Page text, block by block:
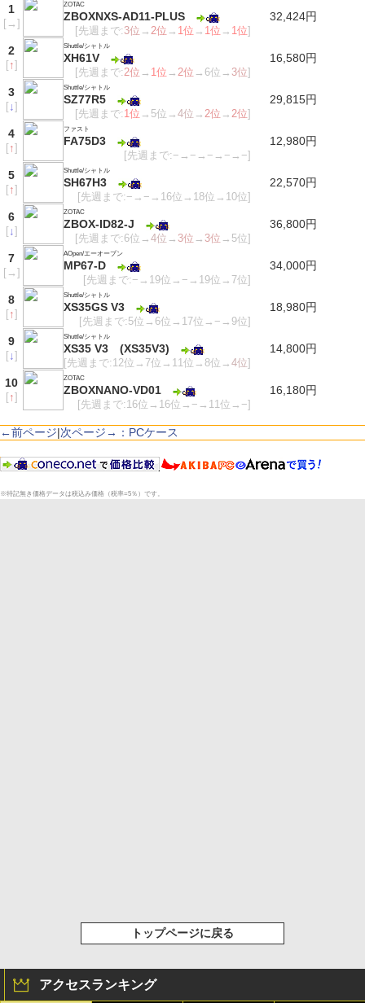
1
[→ ]
ZOTAC
ZBOXNXS-AD11-PLUS
[先週まで:3位 →2位 → 1位 → 1位 → 1位]
32,424円
2
[↑]
Shuttle/シャトル
XH61V
[先週まで:2位 → 1位 →2位 →6位→ 3位]
16,580円
3
[↓]
Shuttle/シャトル
SZ77R5
[先週まで:1位 →5位→4位 →2位 →2位]
29,815円
4
[↑]
ファスト
FA75D3
[先週まで:−→−→−→−→−]
12,980円
5
[↑]
Shuttle/シャトル
SH67H3
[先週まで:−→−→16位→18位→10位]
22,570円
6
[↓]
ZOTAC
ZBOX-ID82-J
[先週まで:6位→4位 → 3位 → 3位 →5位]
36,800円
7
[→ ]
AOpen/エーオープン
MP67-D
[先週まで:−→19位→−→19位→7位]
34,000円
8
[↑]
Shuttle/シャトル
XS35GS V3
[先週まで:5位→6位→17位→−→9位]
18,980円
9
[↓]
Shuttle/シャトル
XS35 V3 (XS35V3)
[先週まで:12位→7位→11位→8位→4位]
14,800円
10
[↑]
ZOTAC
ZBOXNANO-VD01
[先週まで:16位→16位→−→11位→−]
16,180円
←前ページ|次ページ→：PCケース
※特記無き価格データは税込み価格（税率=5％）です。
トップページに戻る
アクセスランキング